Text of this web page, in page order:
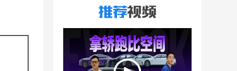
7594 0
103
城车队用排位赛“热身”
6640 0